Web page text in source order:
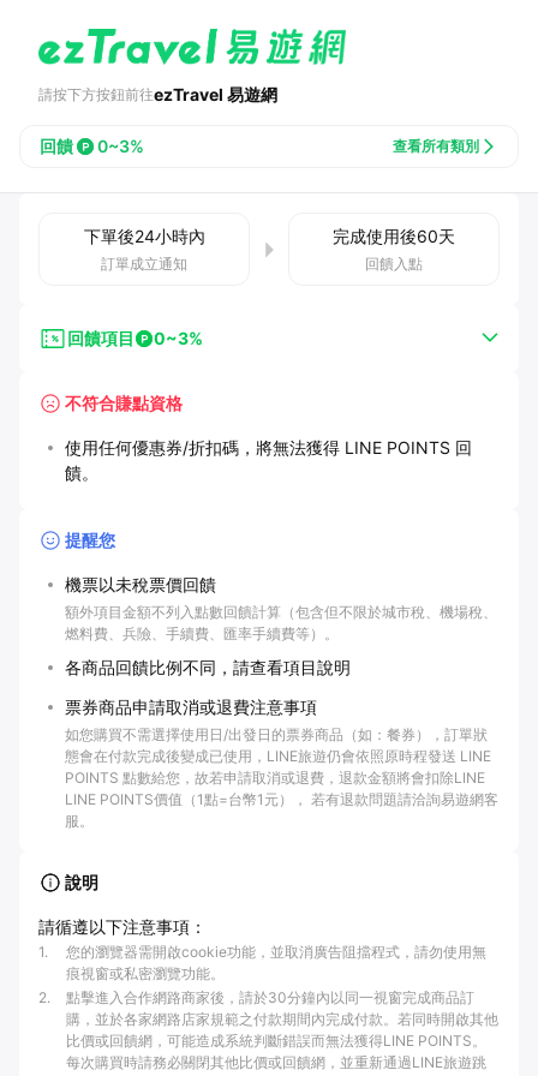
請按下方按鈕前往ezTravel 易遊網
回饋 0~3% 查看所有類別
下單後24小時內
訂單成立通知
完成使用後60天
回饋入點
回饋項目 0~3%
不符合賺點資格
使用任何優惠券/折扣碼，將無法獲得 LINE POINTS 回
饋。
提醒您
機票以未稅票價回饋
額外項目金額不列入點數回饋計算（包含但不限於城市稅、機場稅、
燃料費、兵險、手續費、匯率手續費等）。
各商品回饋比例不同，請查看項目說明
票券商品申請取消或退費注意事項
如您購買不需選擇使用日/出發日的票券商品（如：餐券），訂單狀
態會在付款完成後變成已使用，LINE旅遊仍會依照原時程發送 LINE
POINTS 點數給您，故若申請取消或退費，退款金額將會扣除LINE
LINE POINTS價值（1點=台幣1元）， 若有退款問題請洽詢易遊網客
服。
說明
請循遵以下注意事項：
1.
您的瀏覽器需開啟cookie功能，並取消廣告阻擋程式，請勿使用無
痕視窗或私密瀏覽功能。
2.
點擊進入合作網路商家後，請於30分鐘內以同一視窗完成商品訂
購，並於各家網路店家規範之付款期間內完成付款。若同時開啟其他
比價或回饋網，可能造成系統判斷錯誤而無法獲得LINE POINTS。
每次購買時請務必關閉其他比價或回饋網，並重新通過LINE旅遊跳